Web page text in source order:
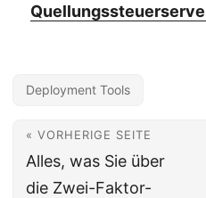
Deployment Tools
« VORHERIGE SEITE
Alles, was Sie über
die Zwei-Faktor-